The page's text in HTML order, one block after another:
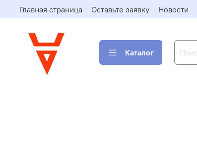
Главная страница Оставьте заявку Новости
Каталог